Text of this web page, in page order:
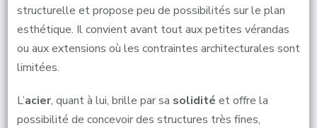
structurelle et propose peu de possibilités sur le plan
esthétique. Il convient avant tout aux petites vérandas
ou aux extensions où les contraintes architecturales sont
limitées.
L’acier, quant à lui, brille par sa solidité et offre la
possibilité de concevoir des structures très fines,